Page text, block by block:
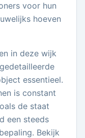
voor hun
hoeven
in deze wijk
essentieel.
is constant
de staat
een steeds
Bekijk